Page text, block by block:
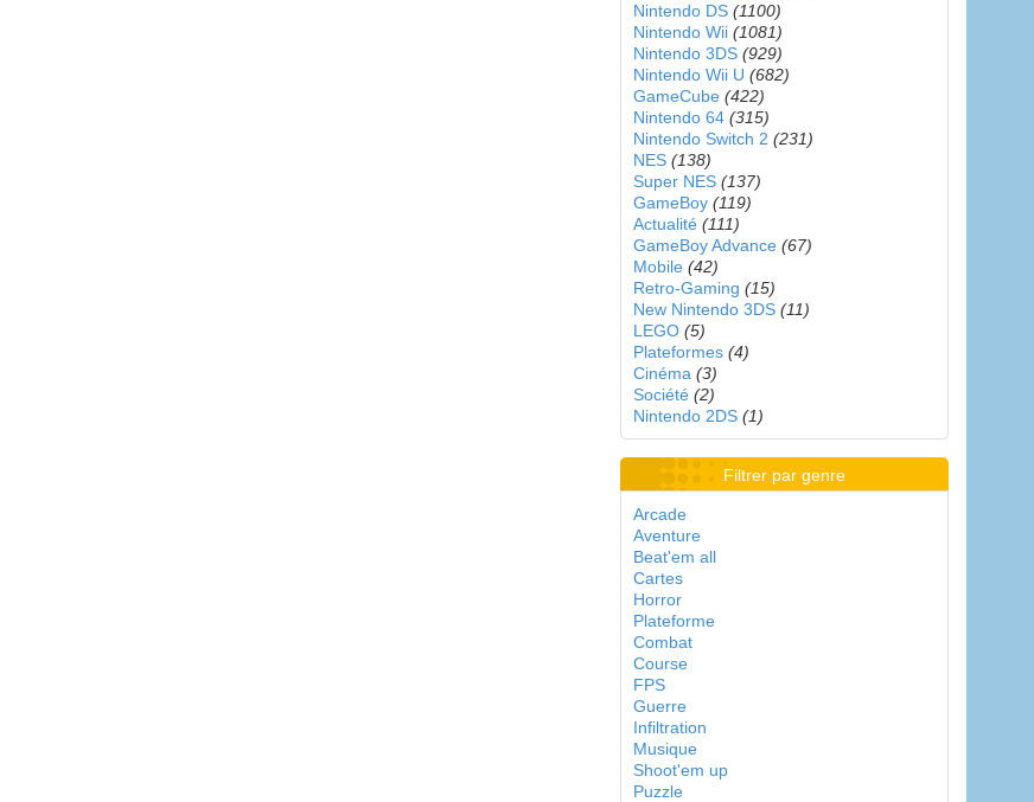
Nintendo DS (1100)
Nintendo Wii (1081)
Nintendo 3DS (929)
Nintendo Wii U (682)
GameCube (422)
Nintendo 64 (315)
Nintendo Switch 2 (231)
NES (138)
Super NES (137)
GameBoy (119)
Actualité (111)
GameBoy Advance (67)
Mobile (42)
Retro-Gaming (15)
New Nintendo 3DS (11)
LEGO (5)
Plateformes (4)
Cinéma (3)
Société (2)
Nintendo 2DS (1)
Filtrer par genre
Arcade
Aventure
Beat'em all
Cartes
Horror
Plateforme
Combat
Course
FPS
Guerre
Infiltration
Musique
Shoot'em up
Puzzle